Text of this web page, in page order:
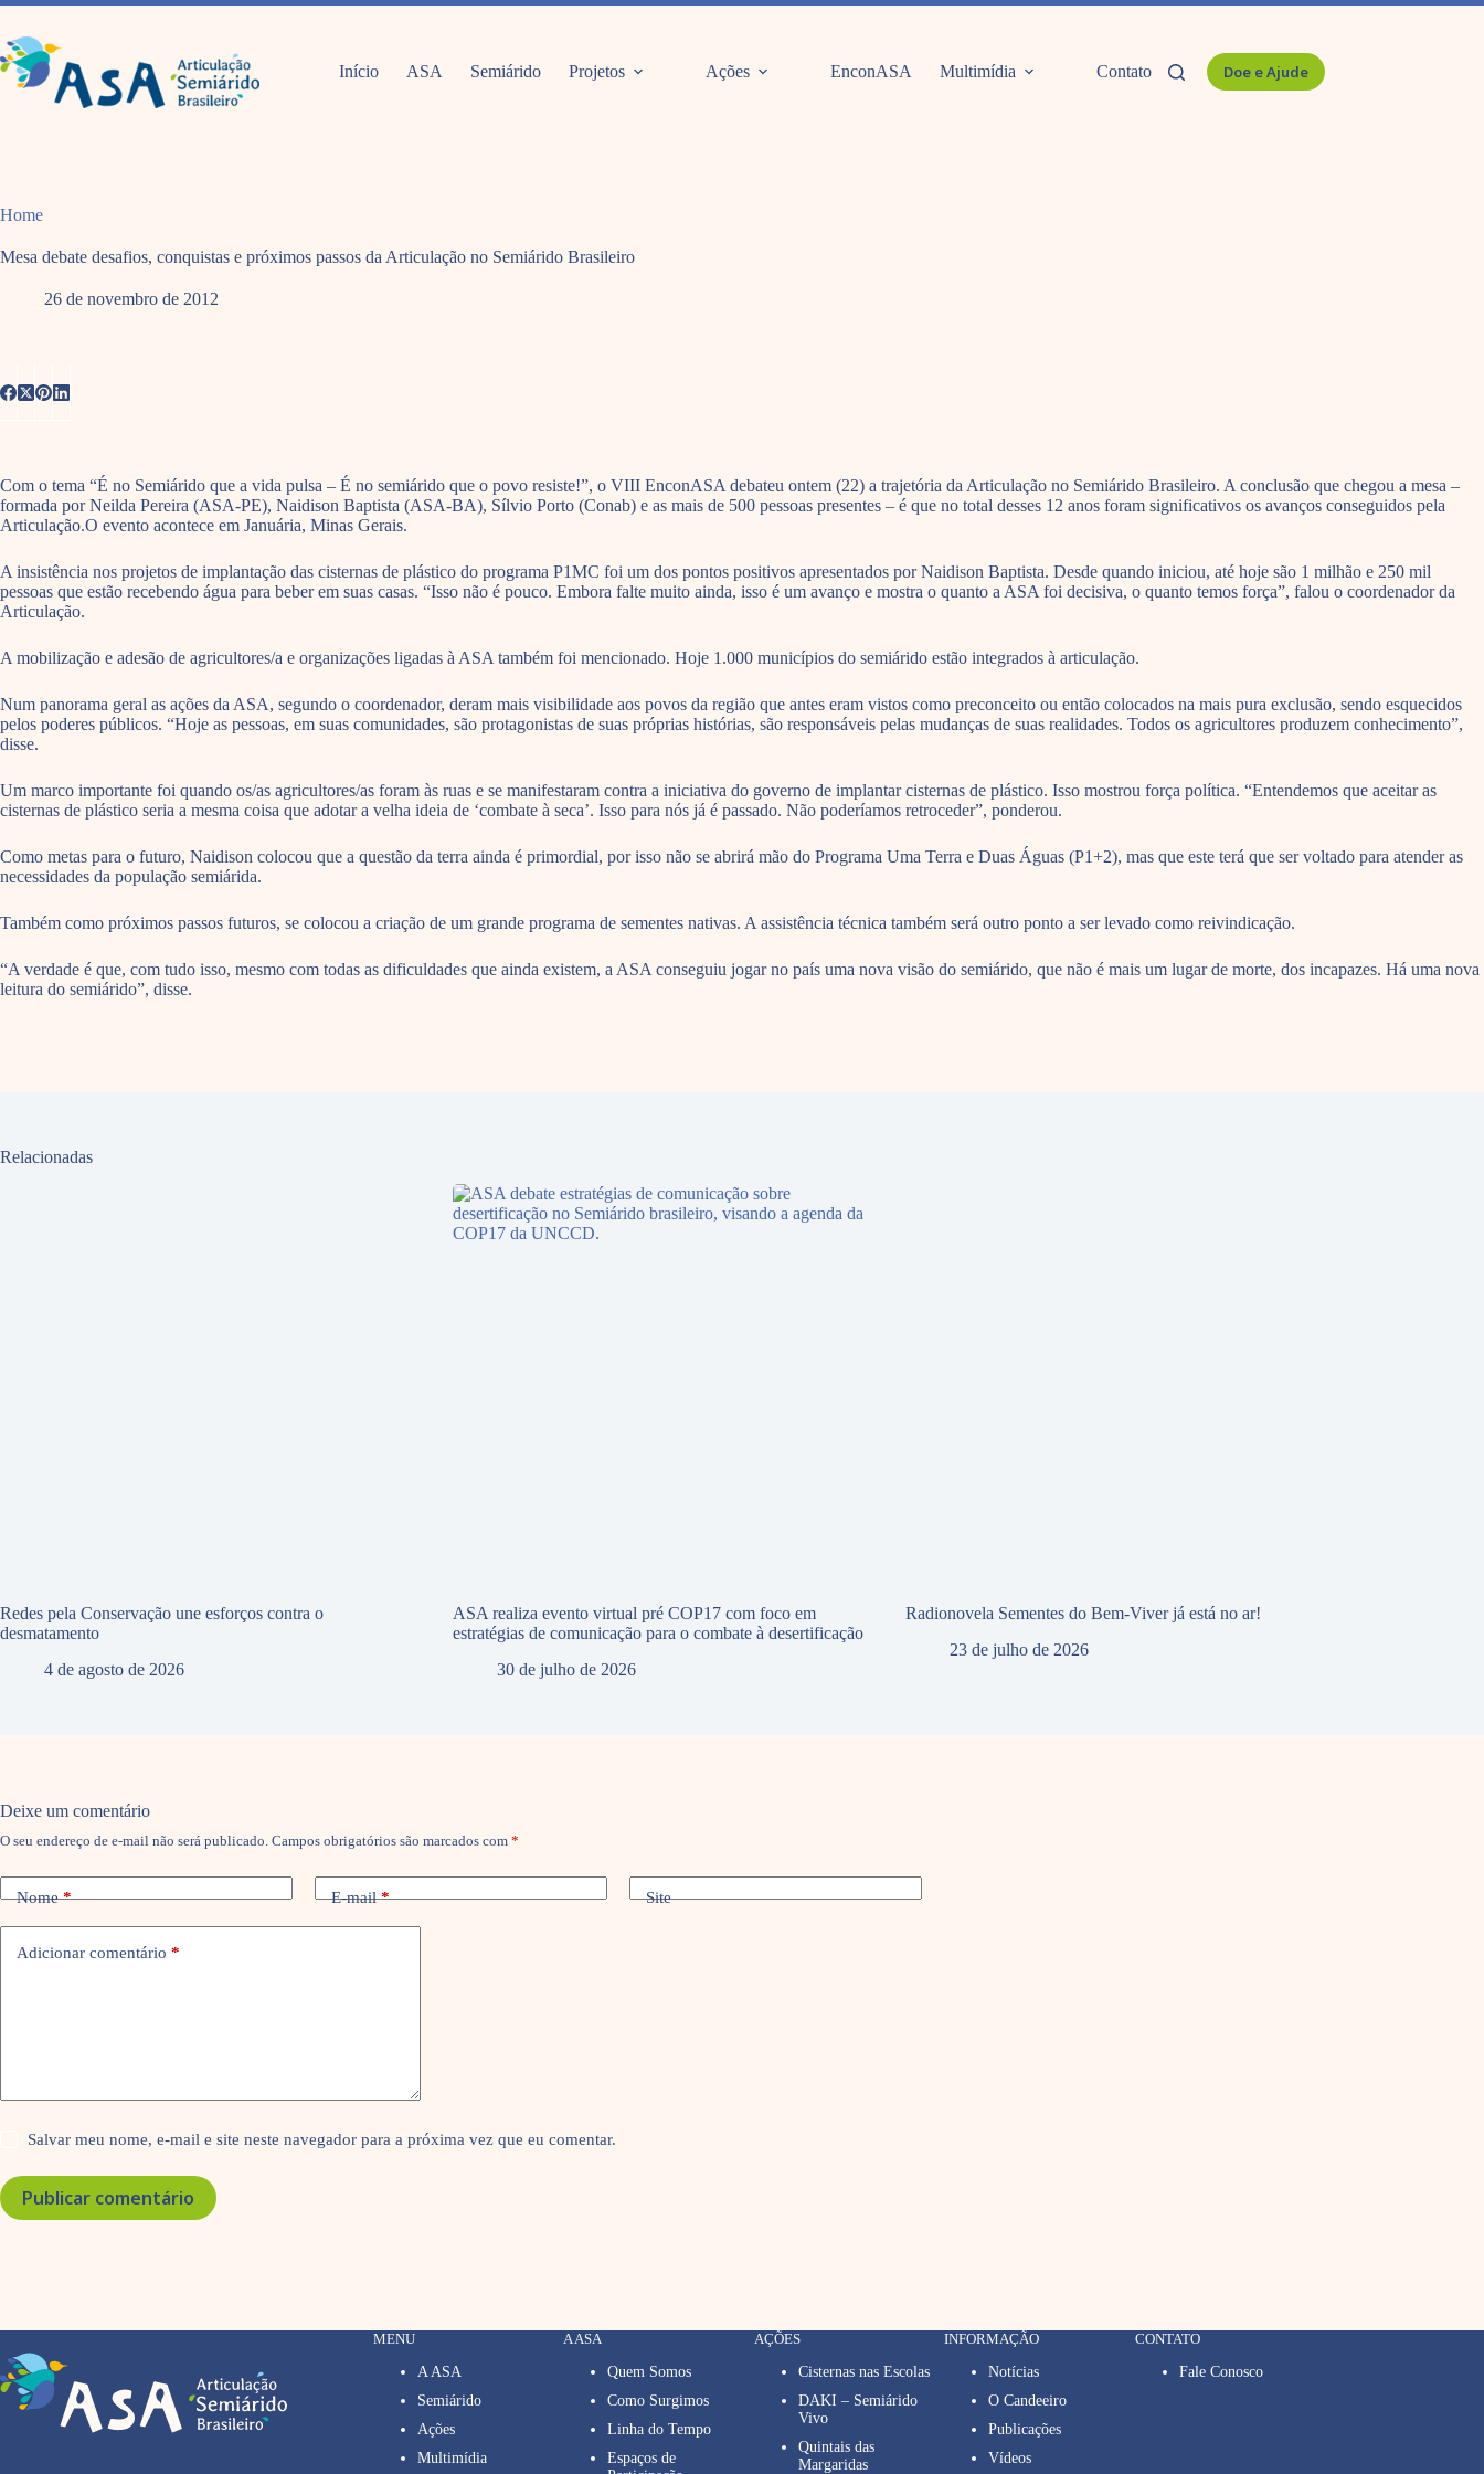
Pular
o
conteúdo
Início ASA Semiárido Projetos Ações EnconASA Multimídia Contato Doe e Ajude
Home
Mesa debate desafios, conquistas e próximos passos da Articulação no Semiárido Brasileiro
26 de novembro de 2012
Com o tema “É no Semiárido que a vida pulsa – É no semiárido que o povo resiste!”, o VIII EnconASA debateu ontem (22) a trajetória da Articulação no Semiárido Brasileiro. A conclusão que chegou a mesa –
formada por Neilda Pereira (ASA-PE), Naidison Baptista (ASA-BA), Sílvio Porto (Conab) e as mais de 500 pessoas presentes – é que no total desses 12 anos foram significativos os avanços conseguidos pela
Articulação.O evento acontece em Januária, Minas Gerais.
A insistência nos projetos de implantação das cisternas de plástico do programa P1MC foi um dos pontos positivos apresentados por Naidison Baptista. Desde quando iniciou, até hoje são 1 milhão e 250 mil
pessoas que estão recebendo água para beber em suas casas. “Isso não é pouco. Embora falte muito ainda, isso é um avanço e mostra o quanto a ASA foi decisiva, o quanto temos força”, falou o coordenador da
Articulação.
A mobilização e adesão de agricultores/a e organizações ligadas à ASA também foi mencionado. Hoje 1.000 municípios do semiárido estão integrados à articulação.
Num panorama geral as ações da ASA, segundo o coordenador, deram mais visibilidade aos povos da região que antes eram vistos como preconceito ou então colocados na mais pura exclusão, sendo esquecidos
pelos poderes públicos. “Hoje as pessoas, em suas comunidades, são protagonistas de suas próprias histórias, são responsáveis pelas mudanças de suas realidades. Todos os agricultores produzem conhecimento”,
disse.
Um marco importante foi quando os/as agricultores/as foram às ruas e se manifestaram contra a iniciativa do governo de implantar cisternas de plástico. Isso mostrou força política. “Entendemos que aceitar as
cisternas de plástico seria a mesma coisa que adotar a velha ideia de ‘combate à seca’. Isso para nós já é passado. Não poderíamos retroceder”, ponderou.
Como metas para o futuro, Naidison colocou que a questão da terra ainda é primordial, por isso não se abrirá mão do Programa Uma Terra e Duas Águas (P1+2), mas que este terá que ser voltado para atender as
necessidades da população semiárida.
Também como próximos passos futuros, se colocou a criação de um grande programa de sementes nativas. A assistência técnica também será outro ponto a ser levado como reivindicação.
“A verdade é que, com tudo isso, mesmo com todas as dificuldades que ainda existem, a ASA conseguiu jogar no país uma nova visão do semiárido, que não é mais um lugar de morte, dos incapazes. Há uma nova
leitura do semiárido”, disse.
Relacionadas
Redes pela Conservação une esforços contra o
desmatamento
4 de agosto de 2026
ASA realiza evento virtual pré COP17 com foco em
estratégias de comunicação para o combate à desertificação
30 de julho de 2026
Radionovela Sementes do Bem-Viver já está no ar!
23 de julho de 2026
Deixe um comentário
O seu endereço de e-mail não será publicado. Campos obrigatórios são marcados com *
Nome* E-mail* Site
Adicionar comentário *
Salvar meu nome, e-mail e site neste navegador para a próxima vez que eu comentar.
Publicar comentário
MENU
A ASA
Semiárido
Ações
Multimídia
A ASA
Quem Somos
Como Surgimos
Linha do Tempo
Espaços de
AÇÕES
Cisternas nas Escolas
DAKI – Semiárido
Vivo
Quintais das
Margaridas
INFORMAÇÃO
Notícias
O Candeeiro
Publicações
Vídeos
CONTATO
Fale Conosco